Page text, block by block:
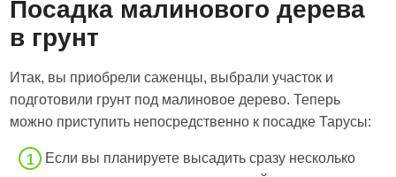
Посадка малинового дерева
в грунт
Итак, вы приобрели саженцы, выбрали участок и
подготовили грунт под малиновое дерево. Теперь
можно приступить непосредственно к посадке Тарусы:
Если вы планируете высадить сразу несколько